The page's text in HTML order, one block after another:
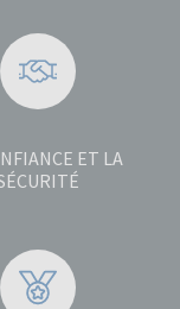
ET LA